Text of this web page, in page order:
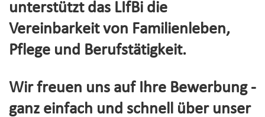
unterstützt das LIfBi die
Vereinbarkeit von Familienleben,
Pflege und Berufstätigkeit.
Wir freuen uns auf Ihre Bewerbung -
ganz einfach und schnell über unser